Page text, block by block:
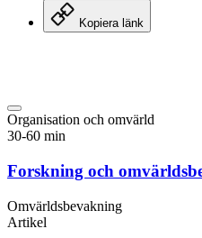
Kopiera länk
Organisation och omvärld
30-60 min
Forskning och
Omvärldsbevakning
Artikel